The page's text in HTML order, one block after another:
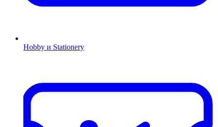
Hobby и Stationery